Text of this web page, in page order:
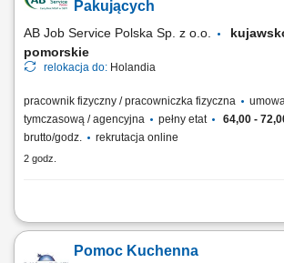
brakujące artykuły niespożywcze; Kontrola
Pakujących
AB Job Service Polska Sp. z o.o.
pomorskie
relokacja do: Holandia
pracownik fizyczny / pracowniczka fizyczna
tymczasową / agencyjna
pełny etat
64,00 -
brutto/godz.
rekrutacja online
2 godz.
Zadania na stanowisku: Obsługa maszyn oraz
zgodnie z normami; Kontrola jakości, wagi oraz
Pomoc Kuchenna